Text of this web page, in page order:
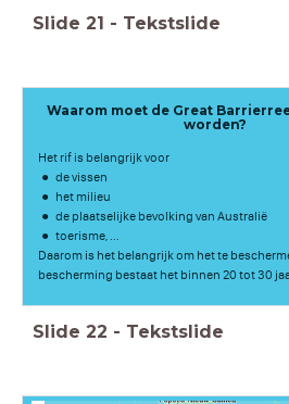
Slide 21 - Tekstslide
Waarom moet de Great
worden?
Het rif is belangrijk voor
de vissen
het milieu
de plaatselijke bevolking van Australië
toerisme, ...
Daarom is het belangrijk om het te
bescherming bestaat het binnen 20 tot 30
Slide 22 - Tekstslide